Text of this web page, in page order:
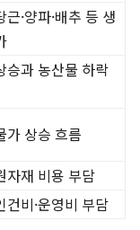
근·양파·배추 등 생
승과 농산물 하락
가 상승 흐름
자재 비용 부담
건비·운영비 부담